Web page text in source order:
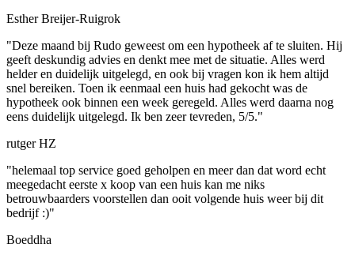
Esther Breijer-Ruigrok
"Deze maand bij Rudo geweest om een hypotheek af te sluiten. Hij
geeft deskundig advies en denkt mee met de situatie. Alles werd
helder en duidelijk uitgelegd, en ook bij vragen kon ik hem altijd
snel bereiken. Toen ik eenmaal een huis had gekocht was de
hypotheek ook binnen een week geregeld. Alles werd daarna nog
eens duidelijk uitgelegd. Ik ben zeer tevreden, 5/5."
rutger HZ
"helemaal top service goed geholpen en meer dan dat word echt
meegedacht eerste x koop van een huis kan me niks
betrouwbaarders voorstellen dan ooit volgende huis weer bij dit
bedrijf :)"
Boeddha